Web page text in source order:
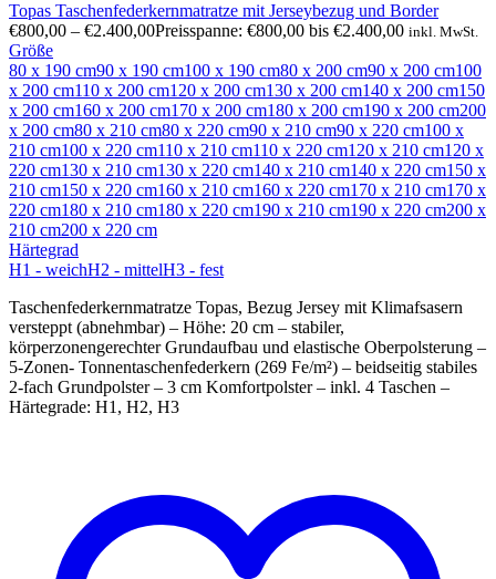
Topas Taschenfederkernmatratze mit Jerseybezug und Border
€800,00 – €2.400,00Preisspanne: €800,00 bis €2.400,00 inkl. MwSt.
Größe
80 x 190 cm90 x 190 cm100 x 190 cm80 x 200 cm90 x 200 cm100
x 200 cm110 x 200 cm120 x 200 cm130 x 200 cm140 x 200 cm150
x 200 cm160 x 200 cm170 x 200 cm180 x 200 cm190 x 200 cm200
x 200 cm80 x 210 cm80 x 220 cm90 x 210 cm90 x 220 cm100 x
210 cm100 x 220 cm110 x 210 cm110 x 220 cm120 x 210 cm120 x
220 cm130 x 210 cm130 x 220 cm140 x 210 cm140 x 220 cm150 x
210 cm150 x 220 cm160 x 210 cm160 x 220 cm170 x 210 cm170 x
220 cm180 x 210 cm180 x 220 cm190 x 210 cm190 x 220 cm200 x
210 cm200 x 220 cm
Härtegrad
H1 - weichH2 - mittelH3 - fest
Taschenfederkernmatratze Topas, Bezug Jersey mit Klimafsasern
versteppt (abnehmbar) – Höhe: 20 cm – stabiler,
körperzonengerechter Grundaufbau und elastische Oberpolsterung –
5-Zonen- Tonnentaschenfederkern (269 Fe/m²) – beidseitig stabiles
2-fach Grundpolster – 3 cm Komfortpolster – inkl. 4 Taschen –
Härtegrade: H1, H2, H3